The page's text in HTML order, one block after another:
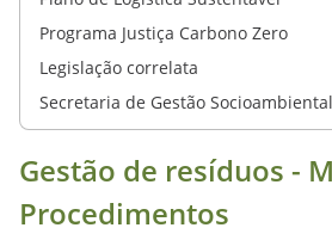
Programa Justiça Carbono Zero
Legislação correlata
Secretaria de Gestão Socioambiental
Gestão de resíduos -
Procedimentos